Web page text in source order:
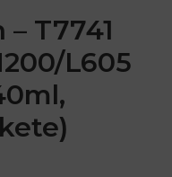
T7741
L605